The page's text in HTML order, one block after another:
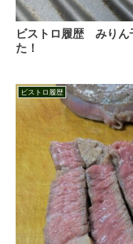
ビストロ履歴 みりん
た！
ビストロ履歴